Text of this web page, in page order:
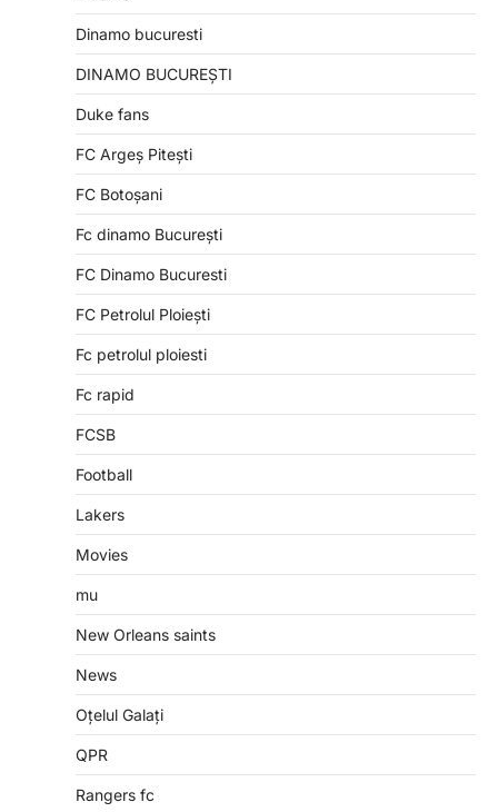
Dinamo bucuresti
DINAMO BUCUREȘTI
Duke fans
FC Argeș Pitești
FC Botoșani
Fc dinamo București
FC Dinamo Bucuresti
FC Petrolul Ploiești
Fc petrolul ploiesti
Fc rapid
FCSB
Football
Lakers
Movies
mu
New Orleans saints
News
Oțelul Galați
QPR
Rangers fc